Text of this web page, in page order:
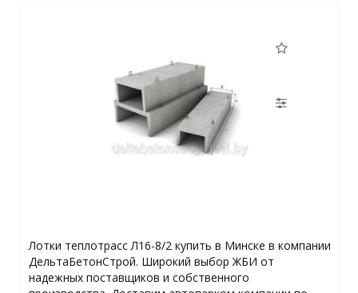
Лотки теплотрасс Л16-8/2 купить в Минске в компании
ДельтаБетонСтрой. Широкий выбор ЖБИ от
надежных поставщиков и собственного